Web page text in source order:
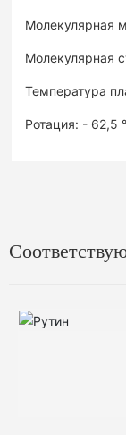
Молекулярная
Молекулярная
Температура
Ротация: - 62,5 °